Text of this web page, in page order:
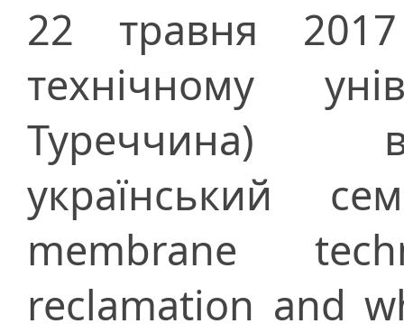
22 травня
технічному
Туреччина)
український
membrane
reclamation and